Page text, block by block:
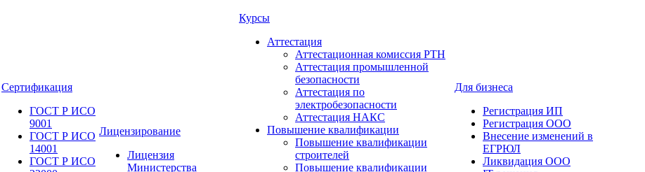
Сертификация
ГОСТ Р ИСО
9001
ГОСТ Р ИСО
14001
ГОСТ Р ИСО
Лицензирование
Лицензия
Министерства
Курсы
Аттестация
Аттестационная комиссия РТН
Аттестация промышленной
безопасности
Аттестация по
электробезопасности
Аттестация НАКС
Повышение квалификации
Повышение квалификации
строителей
Повышение квалификации
Для бизнеса
Регистрация ИП
Регистрация ООО
Внесение изменений в
ЕГРЮЛ
Ликвидация ООО